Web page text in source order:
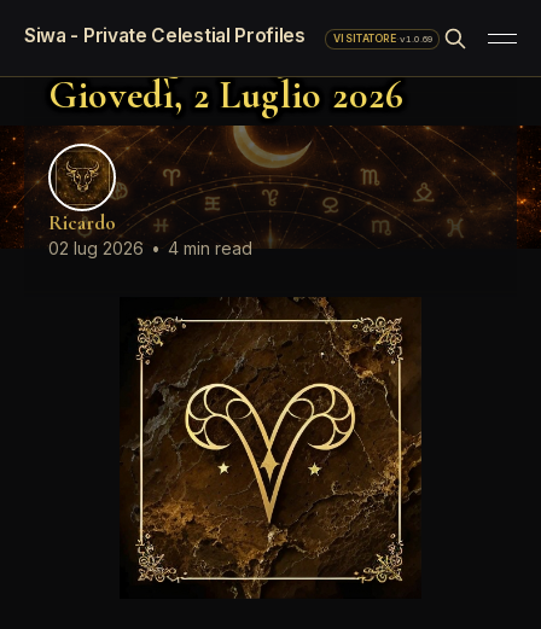
Siwa - Private Celestial Profiles VISITATORE·v1.0.69
Oroscopo del giorno
Giovedì, 2 Luglio 2026
Ricardo
02 lug 2026 • 4 min read